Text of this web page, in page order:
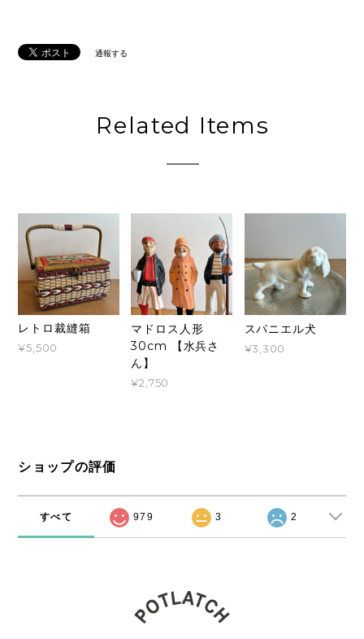
通報する
Related Items
レトロ裁縫箱
¥5,500
マドロス人形
30cm 【水兵さ
ん】
¥2,750
スパニエル犬
¥3,300
ショップの評価
すべて 979 3 2